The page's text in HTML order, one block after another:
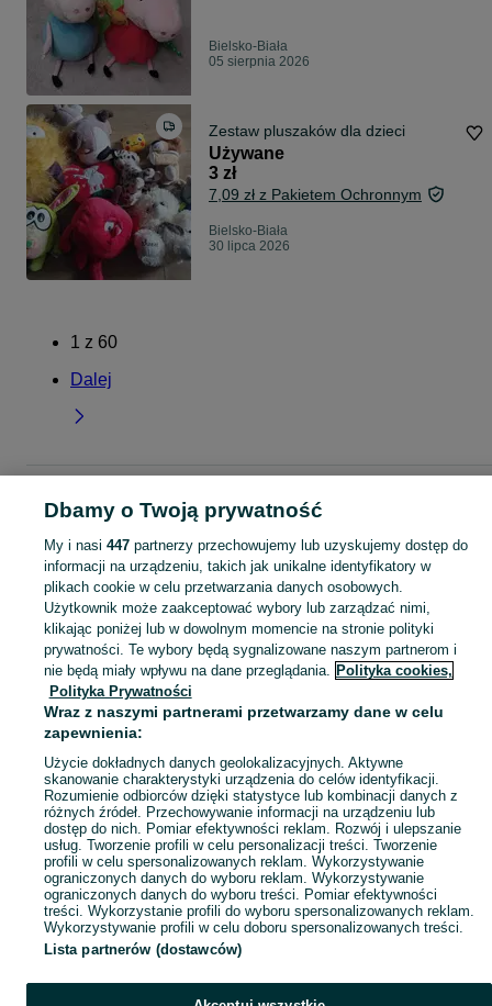
Bielsko-Biała
05 sierpnia 2026
Zestaw pluszaków dla dzieci
Używane
3 zł
7,09 zł z Pakietem Ochronnym
Bielsko-Biała
30 lipca 2026
1 z 60
Dalej
Bielsko-Biała
KATEGORIA
domek ogrodowy dla dzieci,basen z kulkami,zabawki ogrodowe,zabawki
Zobacz
Mapa kategorii
Mapa miejscowości
Mapa ministron
Popularne wyszukiwania
Dbamy o Twoją prywatność
My i nasi 447partnerzy przechowujemy lub uzyskujemy dostęp do
informacji na urządzeniu, takich jak unikalne identyfikatory w
plikach cookie w celu przetwarzania danych osobowych.
Użytkownik może zaakceptować wybory lub zarządzać nimi,
klikając poniżej lub w dowolnym momencie na stronie polityki
prywatności. Te wybory będą sygnalizowane naszym partnerom i
nie będą miały wpływu na dane przeglądania. Polityka cookies,
Polityka Prywatności
Wraz z naszymi partnerami przetwarzamy dane w celu
zapewnienia:
Użycie dokładnych danych geolokalizacyjnych. Aktywne
skanowanie charakterystyki urządzenia do celów identyfikacji.
Rozumienie odbiorców dzięki statystyce lub kombinacji danych z
różnych źródeł. Przechowywanie informacji na urządzeniu lub
dostęp do nich. Pomiar efektywności reklam. Rozwój i ulepszanie
usług. Tworzenie profili w celu personalizacji treści. Tworzenie
profili w celu spersonalizowanych reklam. Wykorzystywanie
ograniczonych danych do wyboru reklam. Wykorzystywanie
ograniczonych danych do wyboru treści. Pomiar efektywności
treści. Wykorzystanie profili do wyboru spersonalizowanych reklam.
Wykorzystywanie profili w celu doboru spersonalizowanych treści.
Lista partnerów (dostawców)